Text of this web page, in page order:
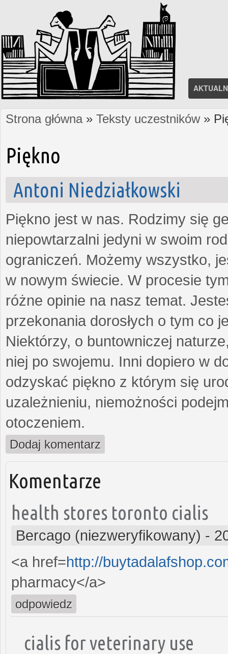
Jesteś tutaj
Strona główna» Teksty uczestników»
Piękno
Antoni Niedziałkowski
Piękno jest w nas. Rodzimy się
niepowtarzalni jedyni w swoim
ograniczeń. Możemy wszystko,
w nowym świecie. W procesie
różne opinie na nasz temat.
przekonania dorosłych o tym co
Niektórzy, o buntowniczej
niej po swojemu. Inni dopiero w
odzyskać piękno z którym się
uzależnieniu, niemożności
otoczeniem.
Dodaj komentarz
Komentarze
health stores toronto cialis
Bercago (niezweryfikowany) -
<a href=http://
pharmacy</a>
odpowiedz
cialis for veterinary use